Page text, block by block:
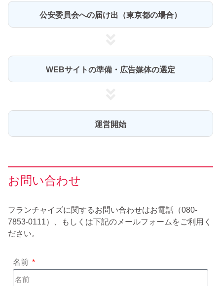
公安委員会への届け出（東京都の場合）
WEBサイトの準備・広告媒体の選定
運営開始
お問い合わせ
フランチャイズに関するお問い合わせはお電話（080-
7853-0111）、もしくは下記のメールフォームをご利用く
ださい。
名前